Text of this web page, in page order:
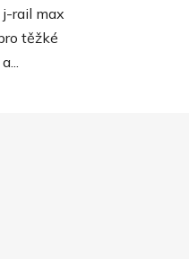
rail max
těžké